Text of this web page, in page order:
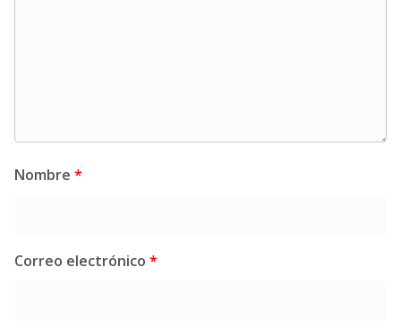
Nombre *
Correo electrónico *